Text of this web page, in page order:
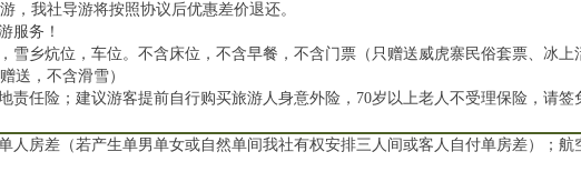
，我社导游将按照协议后优惠差价退还。
服务！
雪乡炕位，车位。不含床位，不含早餐，不含门票（只赠送威虎寨民俗套票、冰上
送，不含滑雪）
责任险；建议游客提前自行购买旅游人身意外险，70岁以上老人不受理保险，请签
人房差（若产生单男单女或自然单间我社有权安排三人间或客人自付单房差）；航